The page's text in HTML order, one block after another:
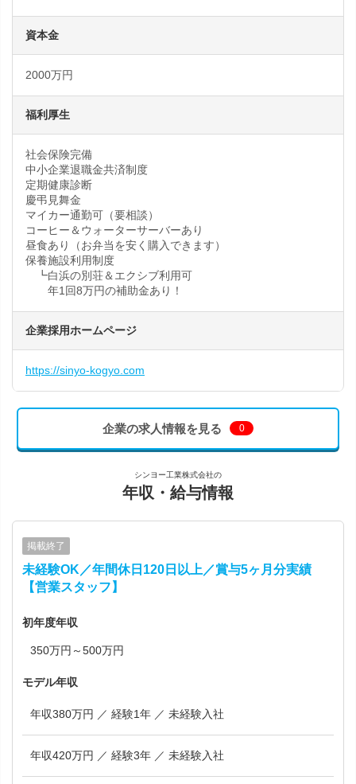
資本金
2000万円
福利厚生
社会保険完備
中小企業退職金共済制度
定期健康診断
慶弔見舞金
マイカー通勤可（要相談）
コーヒー＆ウォーターサーバーあり
昼食あり（お弁当を安く購入できます）
保養施設利用制度
┗白浜の別荘＆エクシブ利用可
年1回8万円の補助金あり！
企業採用ホームページ
https://sinyo-kogyo.com
企業の求人情報を見る 0
シンヨー工業株式会社の
年収・給与情報
掲載終了
未経験OK／年間休日120日以上／賞与5ヶ月分実績
【営業スタッフ】
初年度年収
350万円～500万円
モデル年収
年収380万円 ／ 経験1年 ／ 未経験入社
年収420万円 ／ 経験3年 ／ 未経験入社